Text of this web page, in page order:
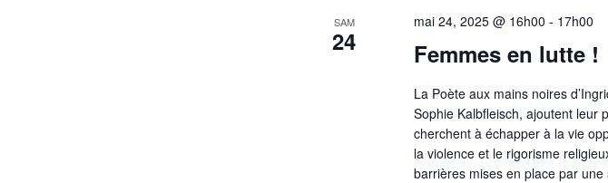
SAM
24
mai 24, 2025 @ 16h00 - 17h00
Femmes en lutte !
La Poète aux mains noires
Sophie Kalbfleisch, ajoutent leur
cherchent à échapper à la vie
la violence et le rigorisme
barrières mises en place par